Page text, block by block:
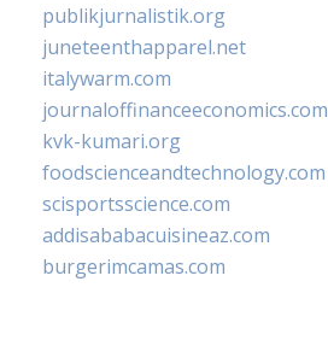
publikjurnalistik.org
juneteenthapparel.net
italywarm.com
journaloffinanceeconomics.com
kvk-kumari.org
foodscienceandtechnology.com
scisportsscience.com
addisababacuisineaz.com
burgerimcamas.com